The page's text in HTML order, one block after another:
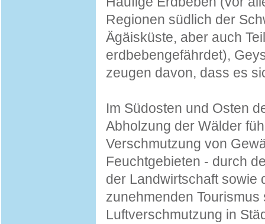
Regionen südlich der
Ägäisküste, aber auch
erdbebengefährdet),
zeugen davon, dass es
Im Südosten und Osten
Abholzung der Wälder
Verschmutzung von
Feuchtgebieten - durch
der Landwirtschaft sowie
zunehmenden
Luftverschmutzung in